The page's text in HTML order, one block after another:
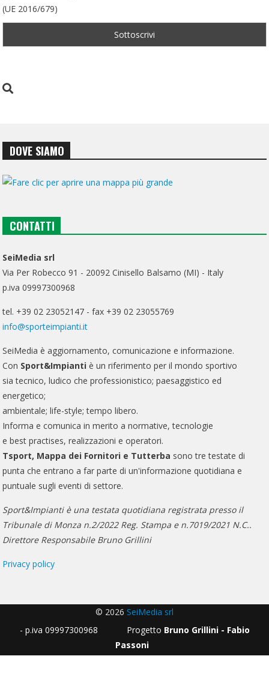
(UE 2016/679)
DOVE SIAMO
CONTATTI
SeiMedia srl
Via Per Robecco 91 - 20092 Cinisello Balsamo (MI) - Italy
p.iva 09997300968
tel. +39 02 23052147 - fax +39 02 23055769
info@sporteimpianti.it
SeiMedia è aggiornamento, comunicazione e informazione.
Con Sport&Impianti è un riferimento per il mondo sportivo
sia tecnico, ludico che professionistico; paesaggistico ed
energetico;
ambientale; life-style; tempo libero.
Informa e comunica in merito a normative, tecnologie
e best practises, realizzazioni e operatori.
Tsport, Mappa dei Fornitori e Tutterba sono tre testate di
punta che entrano a far parte di un'informazione quotidiana e
puntuale sugli eventi di settore.
Sport&Impianti è una testata quotidiana registrata presso il
Tribunale di Monza n.2/2022 Reg. Stampa e n.7019/2021 N.C..
Direttore Responsabile Bruno Grillini
Privacy policy
© 2026 SeiMedia srl
- p.iva 09997300968 Progetto Bruno Grillini - Fabio
Passoni